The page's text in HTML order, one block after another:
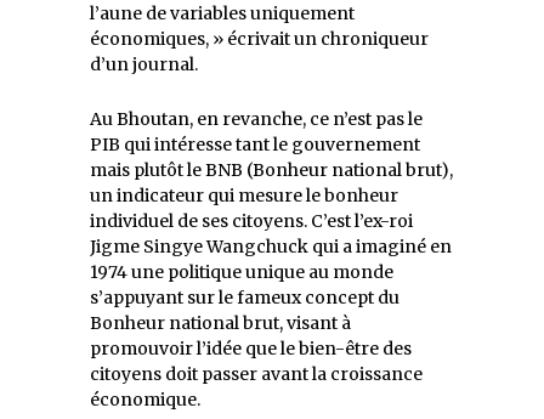
l’aune de variables uniquement
économiques, » écrivait un chroniqueur
d’un journal.
Au Bhoutan, en revanche, ce n’est pas le
PIB qui intéresse tant le gouvernement
mais plutôt le BNB (Bonheur national brut),
un indicateur qui mesure le bonheur
individuel de ses citoyens. C’est l’ex-roi
Jigme Singye Wangchuck qui a imaginé en
1974 une politique unique au monde
s’appuyant sur le fameux concept du
Bonheur national brut, visant à
promouvoir l’idée que le bien-être des
citoyens doit passer avant la croissance
économique.